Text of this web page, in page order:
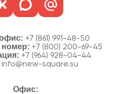
+7 (861) 991-48-50
номер: +7 (800) 200-69-45
+7 (964) 928-04-44
info@new-square.su